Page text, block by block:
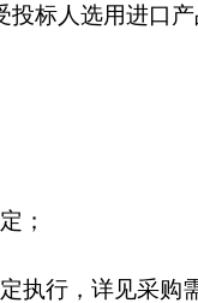
标人选用进口产
；
执行，详见采购